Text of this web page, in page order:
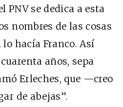
PNV se dedica a esta
nombres de las cosas
hacía Franco. Así
años, sepa
Erleches, que —creo
de abejas”.